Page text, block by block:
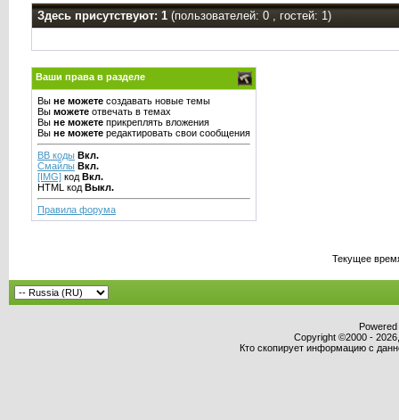
Здесь присутствуют: 1 (пользователей: 0 , гостей: 1)
Ваши права в разделе
Вы не можетесоздавать новые темы
Вы можетеотвечать в темах
Вы не можетеприкреплять вложения
Вы не можетередактировать свои сообщения
BB коды Вкл.
Смайлы Вкл.
[IMG]код Вкл.
HTML код Выкл.
Правила форума
Текущее
Copyright ©2000 -
Кто скопирует информацию с